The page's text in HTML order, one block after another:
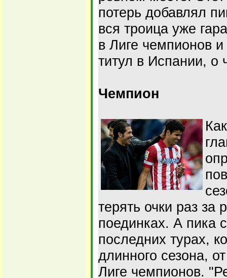
потерь добавлял
вся троица уже
в Лиге чемпионов
титул в Испании, о
Чемпион
терять очки раз
поединках. А пика
последних турах,
длинного сезона,
Лиге чемпионов.